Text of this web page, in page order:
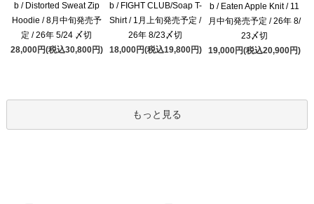
b / Distorted Sweat Zip
Hoodie / 8月中旬発売予
定 / 26年 5/24 〆切
28,000円(税込30,800円)
b / FIGHT CLUB/Soap T-
Shirt / 1月上旬発売予定 /
26年 8/23〆切
18,000円(税込19,800円)
b / Eaten Apple Knit / 11
月中旬発売予定 / 26年 8/
23〆切
19,000円(税込20,900円)
もっと見る